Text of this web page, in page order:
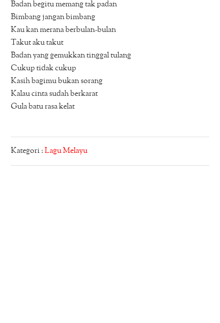
Badan begitu memang tak padan
Bimbang jangan bimbang
Kau kan merana berbulan-bulan
Takut aku takut
Badan yang gemukkan tinggal tulang
Cukup tidak cukup
Kasih bagimu bukan sorang
Kalau cinta sudah berkarat
Gula batu rasa kelat
Kategori :Lagu Melayu